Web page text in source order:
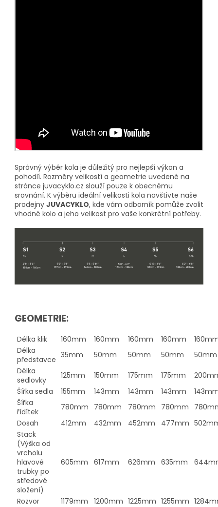
Správný výběr kola je důležitý pro nejlepší výkon a
pohodlí. Rozměry velikostí a geometrie uvedené na
stránce juvacyklo.cz slouží pouze k obecnému
srovnání. K výběru ideální velikosti kola navštivte naše
prodejny JUVACYKLO, kde vám odborník pomůže zvolit
vhodné kolo a jeho velikost pro vaše konkrétní potřeby.
GEOMETRIE:
Délka klik 160mm 160mm 160mm 160mm
Délka
představce 35mm 50mm 50mm 50mm
50mm
Délka
sedlovky
125mm 150mm 175mm 175mm
Šířka sedla
155mm 143mm 143mm 143mm
Šířka
řídítek
780mm 780mm 780mm 780mm
Dosah
412mm 432mm 452mm 477mm
Stack
(Výška od
vrcholu
hlavové
trubky po
středové
složení)
605mm 617mm 626mm 635mm
Rozvor 1179mm 1200mm 1225mm 1255mm